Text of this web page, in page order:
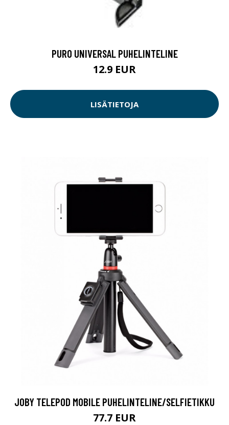
PURO UNIVERSAL PUHELINTELINE
12.9 EUR
LISÄTIETOJA
JOBY TELEPOD MOBILE PUHELINTELINE/SELFIETIKKU
77.7 EUR